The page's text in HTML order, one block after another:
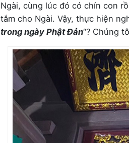
Ngài, cùng lúc đó có chín con
tắm cho Ngài. Vậy, thực hiện
trong ngày Phật Đản“? Chúng